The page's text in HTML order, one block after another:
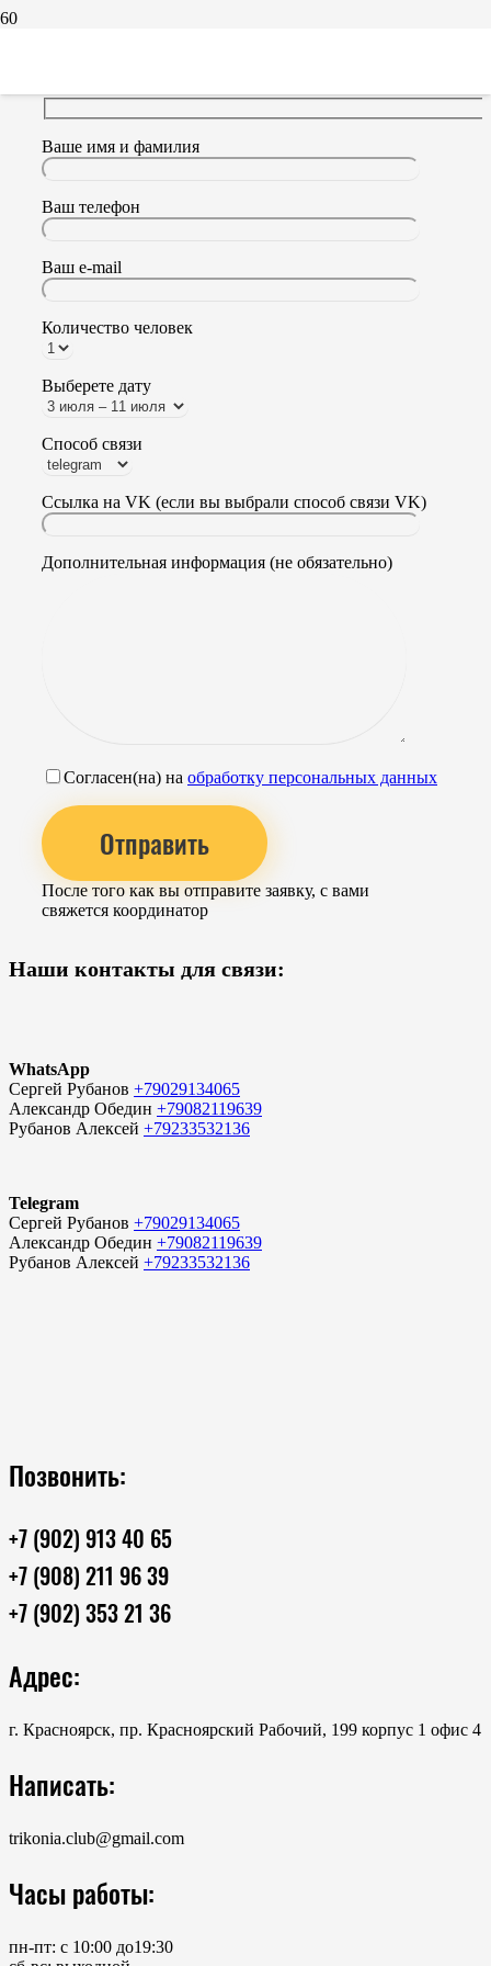
Ваше имя и фамилия
Ваш телефон
Ваш e-mail
Количество человек
Выберете дату
Способ связи
Ссылка на VK (если вы выбрали способ связи VK)
Дополнительная информация (не обязательно)
Согласен(на) на обработку персональных данных
После того как вы отправите заявку, с вами
свяжется координатор
Наши контакты для связи:
WhatsApp
Сергей Рубанов +79029134065
Александр Обедин +79082119639
Рубанов Алексей +79233532136
Telegram
Сергей Рубанов +79029134065
Александр Обедин +79082119639
Рубанов Алексей +79233532136
Позвонить:
+7 (902) 913 40 65
+7 (908) 211 96 39
+7 (902) 353 21 36
Адрес:
г. Красноярск, пр. Красноярский Рабочий, 199 корпус 1 офис 4
Написать:
trikonia.club@gmail.com
Часы работы:
пн-пт: с 10:00 до19:30